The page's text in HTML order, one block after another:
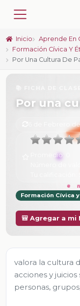
Inicio Aprende En
Formación Cívica Y
Por Una Cultura De
Por una
6 de Febrero de
Promedio:
Formación Cívica
🎒 Agregar a mi
valora la cultura
acciones y
personas,